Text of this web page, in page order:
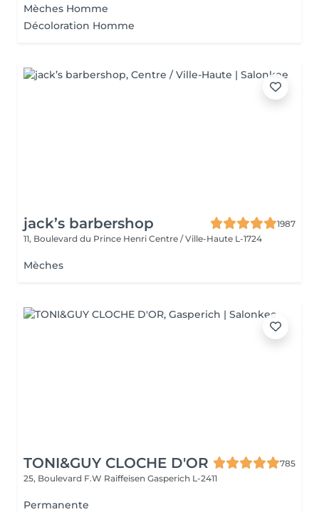
Mèches Homme
Décoloration Homme
jack’s barbershop
1987
11, Boulevard du Prince Henri Centre / Ville-Haute L-1724
Mèches
TONI&GUY CLOCHE D'OR
785
25, Boulevard F.W Raiffeisen Gasperich L-2411
Permanente